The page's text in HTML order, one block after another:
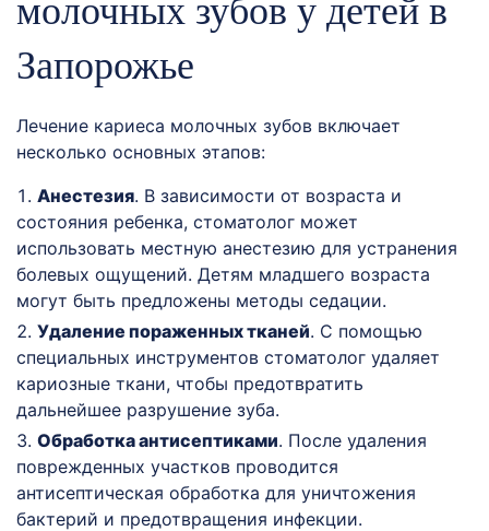
молочных зубов у детей в
Запорожье
Лечение кариеса молочных зубов включает
несколько основных этапов:
Анестезия. В зависимости от возраста и
состояния ребенка, стоматолог может
использовать местную анестезию для устранения
болевых ощущений. Детям младшего возраста
могут быть предложены методы седации.
Удаление пораженных тканей. С помощью
специальных инструментов стоматолог удаляет
кариозные ткани, чтобы предотвратить
дальнейшее разрушение зуба.
Обработка антисептиками. После удаления
поврежденных участков проводится
антисептическая обработка для уничтожения
бактерий и предотвращения инфекции.